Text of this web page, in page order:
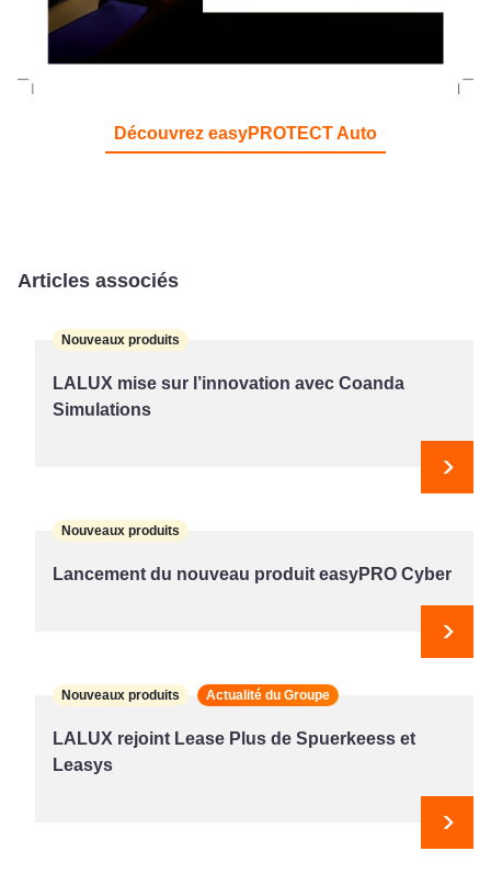
Découvrez easyPROTECT Auto
Articles associés
Nouveaux produits
LALUX mise sur l’innovation avec Coanda
Simulations
Nouveaux produits
Lancement du nouveau produit easyPRO Cyber
Nouveaux produits Actualité du Groupe
LALUX rejoint Lease Plus de Spuerkeess et
Leasys